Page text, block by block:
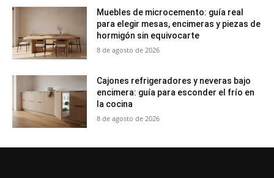
Muebles de microcemento: guía real
para elegir mesas, encimeras y piezas de
hormigón sin equivocarte
8 de agosto de 2026
Cajones refrigeradores y neveras bajo
encimera: guía para esconder el frío en
la cocina
8 de agosto de 2026